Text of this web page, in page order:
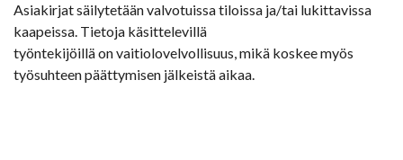
Asiakirjat säilytetään valvotuissa tiloissa ja/tai lukittavissa
kaapeissa. Tietoja käsittelevillä
työntekijöillä on vaitiolovelvollisuus, mikä koskee myös
työsuhteen päättymisen jälkeistä aikaa.